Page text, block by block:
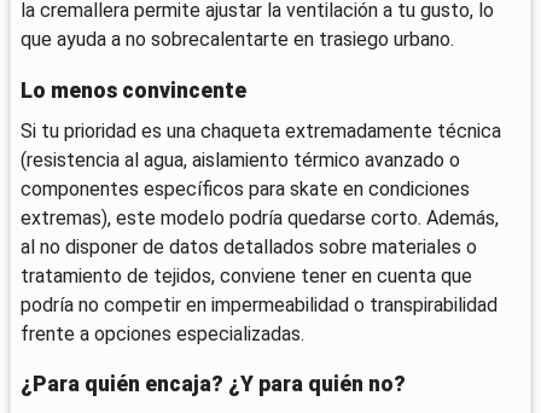
la cremallera permite ajustar la ventilación a tu gusto, lo
que ayuda a no sobrecalentarte en trasiego urbano.
Lo menos convincente
Si tu prioridad es una chaqueta extremadamente técnica
(resistencia al agua, aislamiento térmico avanzado o
componentes específicos para skate en condiciones
extremas), este modelo podría quedarse corto. Además,
al no disponer de datos detallados sobre materiales o
tratamiento de tejidos, conviene tener en cuenta que
podría no competir en impermeabilidad o transpirabilidad
frente a opciones especializadas.
¿Para quién encaja? ¿Y para quién no?